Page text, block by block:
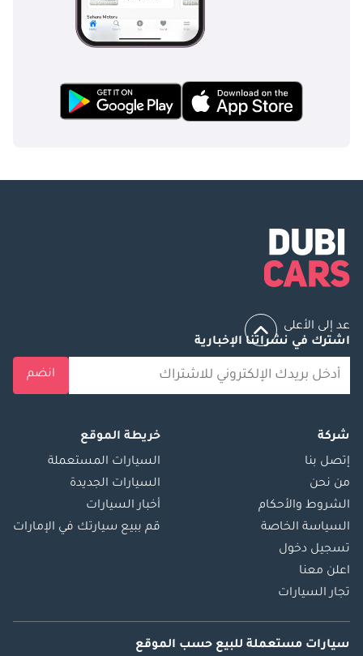
للشركة لآخر 3 أشهر.
▔▔▔▔▔▔▔▔▔▔
مقدمة قدرها 5000
تُرد نقدًا بعد التسجيل
2 نقدًا: تُرد نقدًا بعد
التسجيل 3 شيك: لا
التسجيل (سيتم
توضيح الشروط
▔▔▔▔▔▔▔▔▔▔
دفعات نقدية ونتكفل
بالتسويات البنكية
المبكرة.
▔▔▔▔▔▔▔▔▔▔
المرجع: 11413AC
عد إلى الأعلى
اشترك في نشراتنا الإخبارية
انضم
شركة
إتصل بنا
من نحن
الشروط والأحكام
السياسة الخاصة
تسجيل دخول
اعلن معنا
تجار السيارات
خريطة الموقع
السيارات المستعملة
السيارات الجديدة
أخبار السيارات
قم ببيع سيارتك في الإمارات
سيارات مستعملة للبيع حسب الموقع